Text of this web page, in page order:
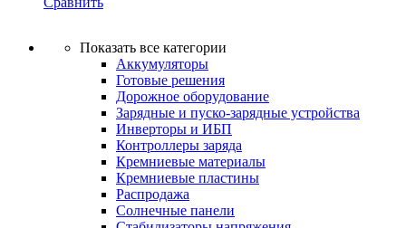
Показать все категории
Аккумуляторы
Готовые решения
Дорожное оборудование
Зарядные и пуско-зарядные устройства
Инверторы и ИБП
Контроллеры заряда
Кремниевые материалы
Кремниевые пластины
Распродажа
Солнечные панели